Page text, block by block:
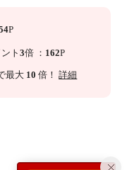
P
ント3倍 ： 162P
最大 10 倍！詳細